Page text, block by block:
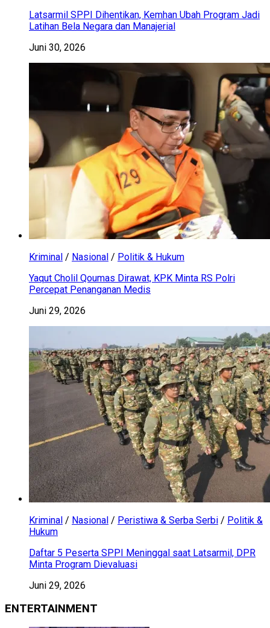
Latsarmil SPPI Dihentikan, Kemhan Ubah Program Jadi
Latihan Bela Negara dan Manajerial
Juni 30, 2026
Kriminal / Nasional / Politik & Hukum
Yaqut Cholil Qoumas Dirawat, KPK Minta RS Polri
Percepat Penanganan Medis
Juni 29, 2026
Kriminal / Nasional / Peristiwa & Serba Serbi / Politik &
Hukum
Daftar 5 Peserta SPPI Meninggal saat Latsarmil, DPR
Minta Program Dievaluasi
Juni 29, 2026
ENTERTAINMENT